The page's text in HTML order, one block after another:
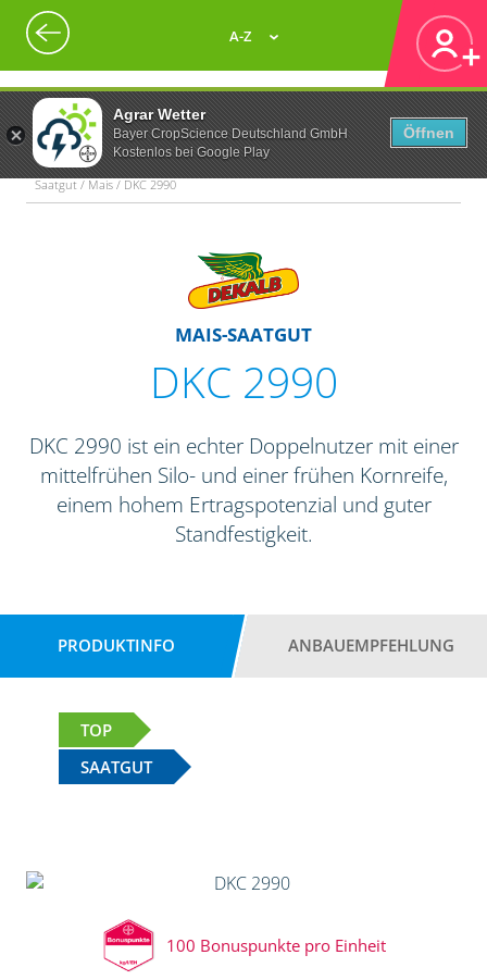
Agrar Wetter
Bayer CropScience Deutschland GmbH
Kostenlos bei Google Play
Öffnen
A-Z
Saatgut / Mais / DKC 2990
MAIS-SAATGUT
DKC 2990
DKC 2990 ist ein echter Doppelnutzer mit einer
mittelfrühen Silo- und einer frühen Kornreife,
einem hohem Ertragspotenzial und guter
Standfestigkeit.
PRODUKTINFO ANBAUEMPFEHLUNG
TOP
SAATGUT
100 Bonuspunkte pro Einheit